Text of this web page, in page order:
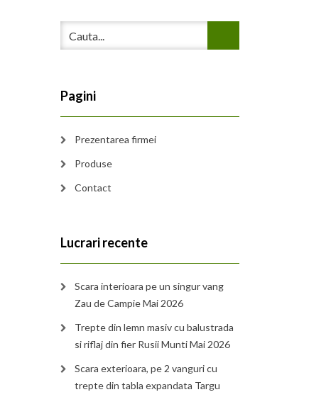
Pagini
Prezentarea firmei
Produse
Contact
Lucrari recente
Scara interioara pe un singur vang
Zau de Campie Mai 2026
Trepte din lemn masiv cu balustrada
si riflaj din fier Rusii Munti Mai 2026
Scara exterioara, pe 2 vanguri cu
trepte din tabla expandata Targu